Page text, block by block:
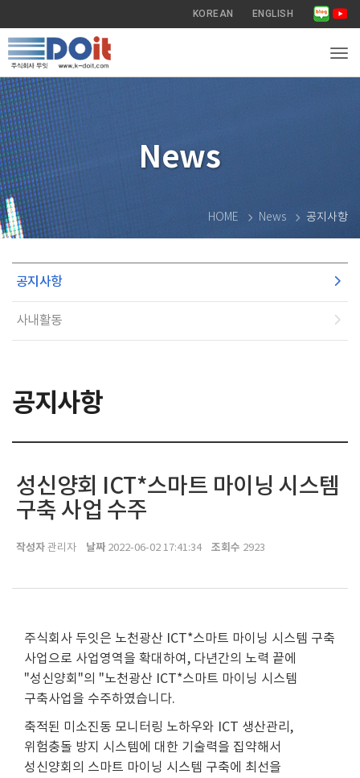
KOREAN ENGLISH
News
HOME News 공지사항
공지사항
사내활동
공지사항
성신양회 ICT*스마트 마이닝 시스템
구축 사업 수주
작성자 관리자 날짜 2022-06-02 17:41:34 조회수 2923
주식회사 두잇은 노천광산 ICT*스마트 마이닝 시스템 구축
사업으로 사업영역을 확대하여, 다년간의 노력 끝에
"성신양회"의 "노천광산 ICT*스마트 마이닝 시스템
구축사업을 수주하였습니다.
축적된 미소진동 모니터링 노하우와 ICT 생산관리,
위험충돌 방지 시스템에 대한 기술력을 집약해서
성신양회의 스마트 마이닝 시스템 구축에 최선을